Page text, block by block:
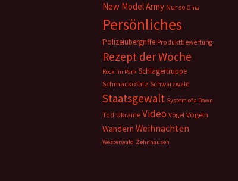
New Model Army Nur so Oma
Persönliches
Polizeiübergriffe Produktbewertung
Rezept der Woche
Rock im Park Schlägertruppe
Schmackofatz Schwarzwald
Staatsgewalt System of a Down
Tod Ukraine Video Vögel Vögeln
Wandern Weihnachten
Westerwald Zehnhausen